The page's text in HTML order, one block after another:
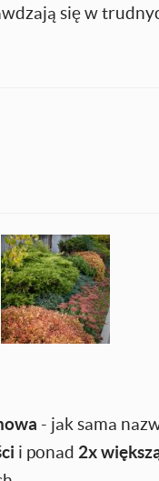
się w
- jak sama
i ponad 2x